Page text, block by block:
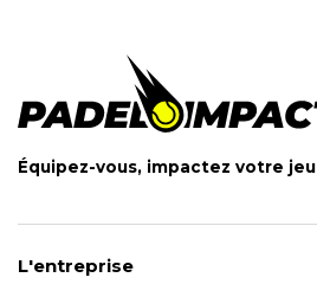
Équipez-vous, impactez votre jeu
L'entreprise